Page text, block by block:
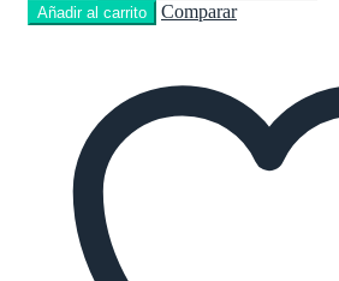
Añadir al carrito Comparar